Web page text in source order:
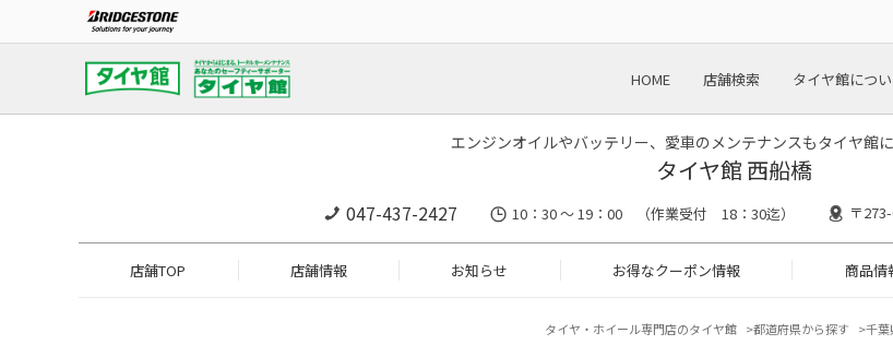
HOME 店舗検索 タイヤ館につ
エンジンオイルやバッテリー、愛車のメンテナンスもタイヤ館
タイヤ館 西船橋
047-437-2427 10：30 ～ 19：00 （作業受付 18：30迄） 〒
店舗TOP 店舗情報 お知らせ お得なクーポン情報 商品情
タイヤ・ホイール専門店のタイヤ館 都道府県から探す 千葉